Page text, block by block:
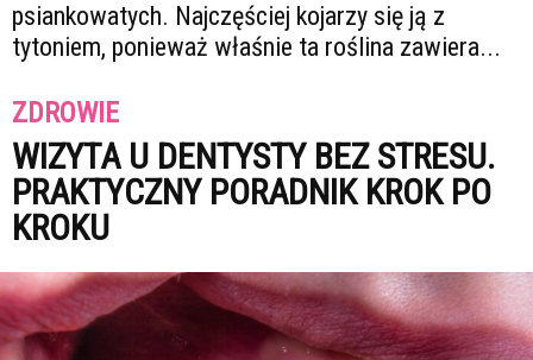
psiankowatych. Najczęściej kojarzy się ją z
tytoniem, ponieważ właśnie ta roślina zawiera...
ZDROWIE
WIZYTA U DENTYSTY BEZ STRESU.
PRAKTYCZNY PORADNIK KROK PO
KROKU